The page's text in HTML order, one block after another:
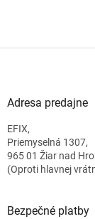
Adresa predajne
EFIX,
Priemyselná 1307,
965 01 Žiar nad
(Oproti hlavnej
Bezpečné platby